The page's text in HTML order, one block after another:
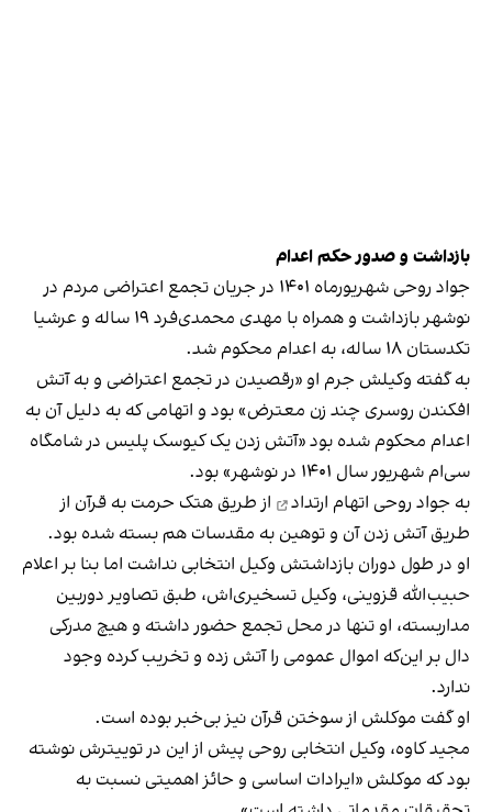
بازداشت و صدور حکم اعدام
جواد روحی شهریورماه ۱۴۰۱ در جریان تجمع اعتراضی مردم در
نوشهر بازداشت و همراه با مهدی محمدی‌فرد ۱۹ ساله و عرشیا
تکدستان ۱۸ ساله، به اعدام محکوم شد.
به گفته وکیلش جرم او «رقصیدن در تجمع اعتراضی و به آتش
افکندن روسری چند زن معترض» بود و اتهامی که به دلیل آن به
اعدام محکوم شده بود «آتش زدن یک کیوسک پلیس در شامگاه
سی‌ام شهریور سال ۱۴۰۱ در نوشهر» بود.
به جواد روحی اتهام ارتداد
از طریق هتک حرمت به قرآن از
طریق آتش زدن آن و توهین به مقدسات هم بسته شده بود.
او در طول دوران بازداشتش وکیل انتخابی نداشت اما بنا بر اعلام
حبیب‌الله قزوینی، وکیل تسخیری‌اش، طبق تصاویر دوربین
مدار‌بسته، او تنها در محل تجمع حضور داشته و هیچ مدرکی
دال بر این‌که اموال عمومی را آتش زده و تخریب کرده وجود
ندارد.
او گفت موکلش از سوختن قرآن نیز بی‌خبر بوده است.
مجید کاوه، وکیل انتخابی روحی پیش از این در توییترش نوشته
بود که موکلش «ایرادات اساسی و حائز اهمیتی نسبت به